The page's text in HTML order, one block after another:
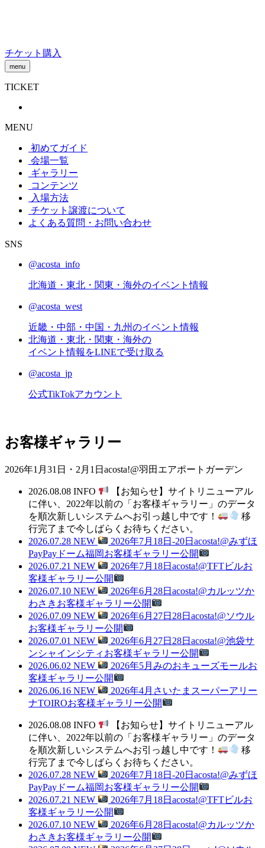
チケット購入
menu
TICKET
MENU
初めてガイド
会場一覧
ギャラリー
コンテンツ
入場方法
チケット譲渡について
よくある質問・お問い合わせ
SNS
@acosta_info
北海道・東北・関東・海外のイベント情報
@acosta_west
近畿・中部・中国・九州のイベント情報
北海道・東北・関東・海外の
イベント情報をLINEで受け取る
@acosta_jp
公式TikTokアカウント
お客様ギャラリー
2026年1月31日・2月1日acosta!@羽田エアポートガーデン
2026.08.08 INFO
【お知らせ】サイトリニューアル
に伴い、2022年以前の「お客様ギャラリー」のデータ
を順次新しいシステムへお引っ越し中です！
移
行完了まで今しばらくお待ちください。
2026.07.28 NEW
2026年7月18日-20日acosta!@みずほ
PayPayドーム福岡お客様ギャラリー公開
2026.07.21 NEW
2026年7月18日acosta!@TFTビルお
客様ギャラリー公開
2026.07.10 NEW
2026年6月28日acosta!@カルッツか
わさきお客様ギャラリー公開
2026.07.09 NEW
2026年6月27日28日acosta!@ソウル
お客様ギャラリー公開
2026.07.01 NEW
2026年6月27日28日acosta!@池袋サ
ンシャインシティお客様ギャラリー公開
2026.06.02 NEW
2026年5月みのおキューズモールお
客様ギャラリー公開
2026.06.16 NEW
2026年4月さいたまスーパーアリー
ナTOIROお客様ギャラリー公開
2026.08.08 INFO
【お知らせ】サイトリニューアル
に伴い、2022年以前の「お客様ギャラリー」のデータ
を順次新しいシステムへお引っ越し中です！
移
行完了まで今しばらくお待ちください。
2026.07.28 NEW
2026年7月18日-20日acosta!@みずほ
PayPayドーム福岡お客様ギャラリー公開
2026.07.21 NEW
2026年7月18日acosta!@TFTビルお
客様ギャラリー公開
2026.07.10 NEW
2026年6月28日acosta!@カルッツか
わさきお客様ギャラリー公開